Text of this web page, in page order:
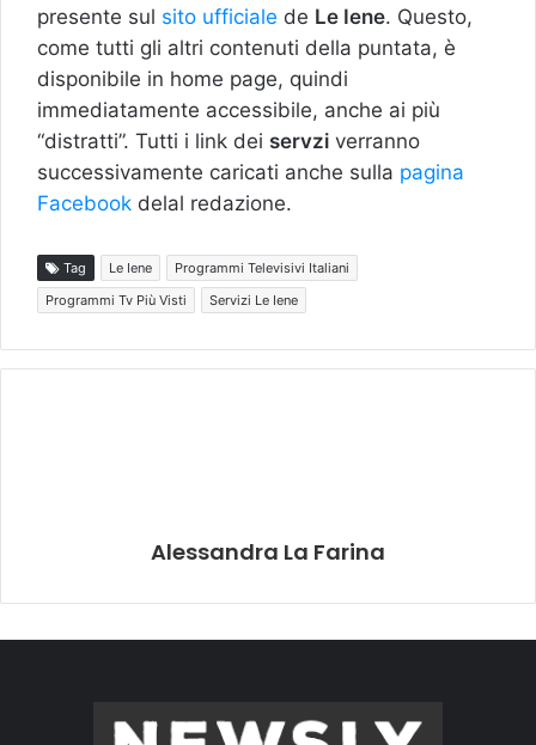
presente sul sito ufficiale de Le Iene. Questo,
come tutti gli altri contenuti della puntata, è
disponibile in home page, quindi
immediatamente accessibile, anche ai più
“distratti”. Tutti i link dei servzi verranno
successivamente caricati anche sulla pagina
Facebook delal redazione.
Tag Le Iene
Programmi Televisivi Italiani
Programmi Tv Più Visti
Servizi Le Iene
Alessandra La Farina